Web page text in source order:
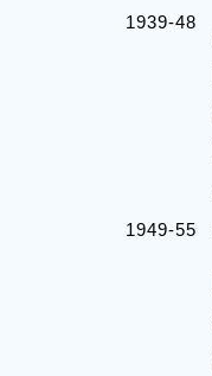
1939-48
1949-55